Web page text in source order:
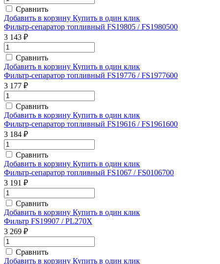
Сравнить
Добавить в корзину Купить в один клик
Фильтр-сепаратор топливный FS19805 / FS1980500
3 143 ₽
Сравнить
Добавить в корзину Купить в один клик
Фильтр-сепаратор топливный FS19776 / FS1977600
3 177 ₽
Сравнить
Добавить в корзину Купить в один клик
Фильтр-сепаратор топливный FS19616 / FS1961600
3 184 ₽
Сравнить
Добавить в корзину Купить в один клик
Фильтр-сепаратор топливный FS1067 / FS0106700
3 191 ₽
Сравнить
Добавить в корзину Купить в один клик
Фильтр FS19907 / PL270X
3 269 ₽
Сравнить
Добавить в корзину Купить в один клик